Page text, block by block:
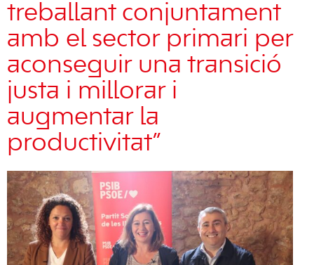
treballant conjuntament
amb el sector primari per
aconseguir una transició
justa i millorar i
augmentar la
productivitat”